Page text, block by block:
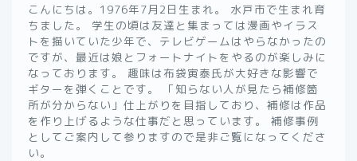
こんにちは。1976年7月2日生まれ。 水戸市で生まれ育
ちました。 学生の頃は友達と集まっては漫画やイラス
トを描いていた少年で、テレビゲームはやらなかったの
ですが、最近は娘とフォートナイトをやるのが楽しみに
なっております。 趣味は布袋寅泰氏が大好きな影響で
ギターを弾くことです。 「知らない人が見たら補修箇
所が分からない」仕上がりを目指しており、補修は作品
を作り上げるような仕事だと思っています。 補修事例
としてご案内して参りますので是非ご覧になってくださ
い。